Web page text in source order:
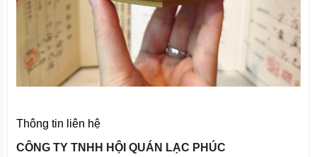
Thông tin liên hệ
CÔNG TY TNHH HỘI QUÁN LẠC PHÚC